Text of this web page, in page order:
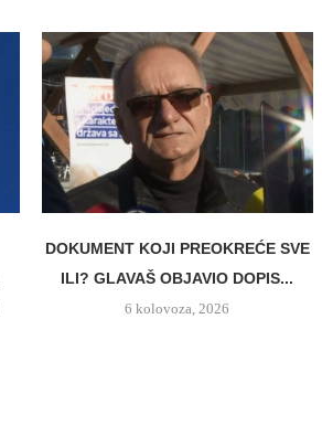
DOKUMENT KOJI PREOKREĆE SVE
ILI? GLAVAŠ OBJAVIO DOPIS...
6 kolovoza, 2026